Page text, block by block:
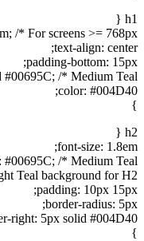
h1 {
/* For screens >= 768px */
text-align: center;
padding-bottom: 15px;
/* Medium Teal */
color: #004D40;
}
h2 {
font-size: 1.8em;
#00695C; /* Medium Teal */
Teal background for H2 */
padding: 10px 15px;
border-radius: 5px;
right: 5px solid #004D40;
}